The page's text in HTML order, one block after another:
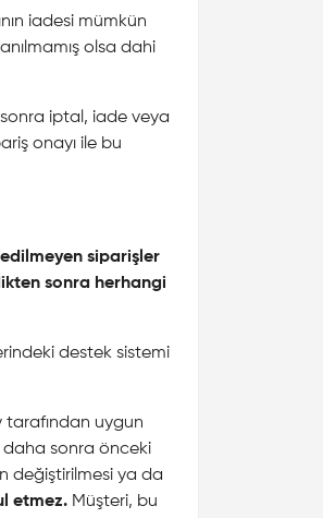
iadesi mümkün
olsa dahi
sonra iptal, iade veya
onayı ile bu
siparişler
sonra herhangi
destek sistemi
tarafından uygun
daha sonra önceki
değiştirilmesi ya da
etmez. Müşteri, bu